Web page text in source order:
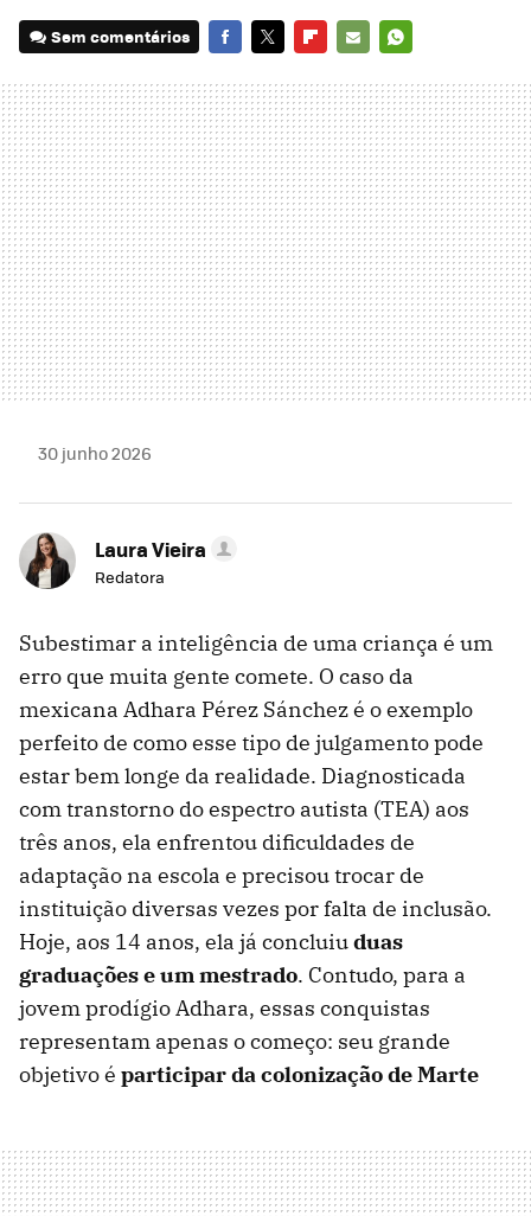
Sem comentários
MAIL
30 junho 2026
Laura Vieira
Redatora
Subestimar a inteligência de uma criança é um
erro que muita gente comete. O caso da
mexicana Adhara Pérez Sánchez é o exemplo
perfeito de como esse tipo de julgamento pode
estar bem longe da realidade. Diagnosticada
com transtorno do espectro autista (TEA) aos
três anos, ela enfrentou dificuldades de
adaptação na escola e precisou trocar de
instituição diversas vezes por falta de inclusão.
Hoje, aos 14 anos, ela já concluiuduas
graduações e um mestrado. Contudo, para a
jovem prodígio Adhara, essas conquistas
representam apenas o começo: seu grande
objetivo é participar da colonização de Marte